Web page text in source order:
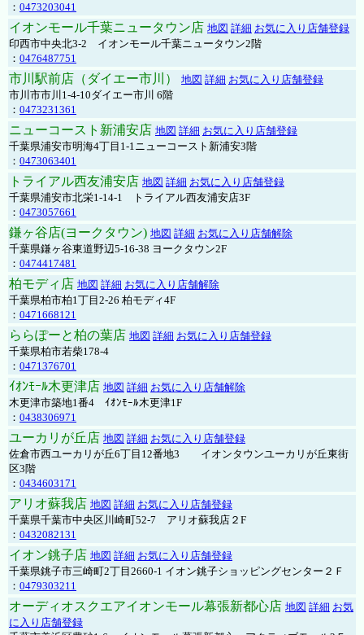
： 0473203041
イオンモール千葉ニュータウン店 地図 詳細 お気に入り店舗登録
印西市中央北3-2 イオンモール千葉ニュータウン2階
： 0476487751
市川駅前店（ダイエー市川） 地図 詳細 お気に入り店舗登録
市川市市川1-4-10ダイエー市川 6階
： 0473231361
ニューコースト新浦安店 地図 詳細 お気に入り店舗登録
千葉県浦安市明海4丁目1-1ニューコースト新浦安3階
： 0473063401
トライアル西友浦安店 地図 詳細 お気に入り店舗登録
千葉県浦安市北栄1-14-1 トライアル西友浦安店3F
： 0473057661
鎌ヶ谷店(ヨークタウン) 地図 詳細 お気に入り店舗解除
千葉県鎌ヶ谷東道野辺5-16-38 ヨークタウン2F
： 0474417481
柏モディ店 地図 詳細 お気に入り店舗解除
千葉県柏市柏1丁目2-26 柏モディ4F
： 0471668121
ららぽーと柏の葉店 地図 詳細 お気に入り店舗登録
千葉県柏市若柴178-4
： 0471376701
ｲｵﾝﾓｰﾙ木更津店 地図 詳細 お気に入り店舗解除
木更津市築地1番4 ｲｵﾝﾓｰﾙ木更津1F
： 0438306971
ユーカリが丘店 地図 詳細 お気に入り店舗登録
佐倉市西ユーカリが丘6丁目12番地3 イオンタウンユーカリが丘東街
区3階
： 0434603171
アリオ蘇我店 地図 詳細 お気に入り店舗登録
千葉県千葉市中央区川崎町52-7 アリオ蘇我店２F
： 0432082131
イオン銚子店 地図 詳細 お気に入り店舗登録
千葉県銚子市三崎町2丁目2660-1 イオン銚子ショッピングセンター２Ｆ
： 0479303211
オーディオスクエアイオンモール幕張新都心店 地図 詳細 お気
に入り店舗登録